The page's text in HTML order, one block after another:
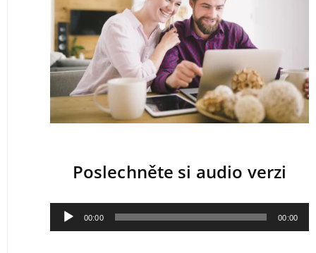
Poslechněte si audio verzi
Audio
přehrávač
00:00 00:00